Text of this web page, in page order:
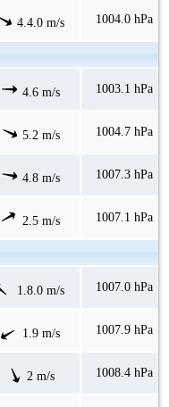
4.4.0 m/s 1004.0 hPa
4.6 m/s 1003.1 hPa
5.2 m/s 1004.7 hPa
4.8 m/s 1007.3 hPa
2.5 m/s 1007.1 hPa
1.8.0 m/s 1007.0 hPa
1.9 m/s 1007.9 hPa
2 m/s 1008.4 hPa